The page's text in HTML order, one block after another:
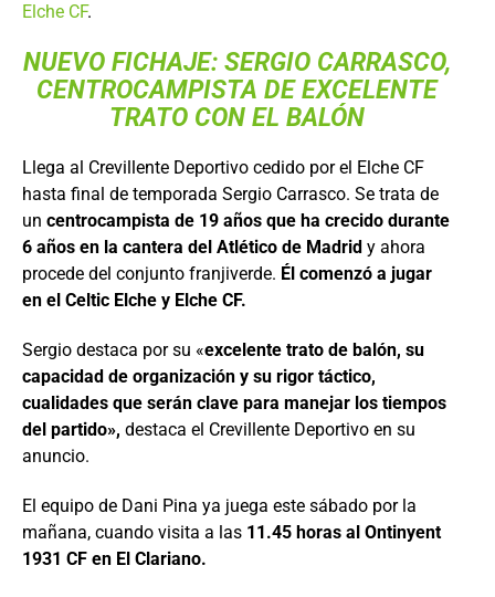
Elche CF.
NUEVO FICHAJE: SERGIO CARRASCO,
CENTROCAMPISTA DE EXCELENTE
TRATO CON EL BALÓN
Llega al Crevillente Deportivo cedido por el Elche CF
hasta final de temporada Sergio Carrasco. Se trata de
un centrocampista de 19 años que ha crecido durante
6 años en la cantera del Atlético de Madrid y ahora
procede del conjunto franjiverde. Él comenzó a jugar
en el Celtic Elche y Elche CF.
Sergio destaca por su «excelente trato de balón, su
capacidad de organización y su rigor táctico,
cualidades que serán clave para manejar los tiempos
del partido», destaca el Crevillente Deportivo en su
anuncio.
El equipo de Dani Pina ya juega este sábado por la
mañana, cuando visita a las 11.45 horas al Ontinyent
1931 CF en El Clariano.